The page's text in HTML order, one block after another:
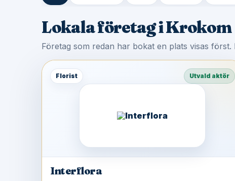
Lokala företag i Krokom
Företag som redan har bokat en plats visas
Florist Utvald aktör
Interflora